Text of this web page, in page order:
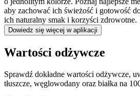
aby zachować ich świeżość i gotowość
ich naturalny smak i korzyści zdrowotne.
Dowiedz się więcej w aplikacji
Wartości odżywcze
Sprawdź dokładne wartości odżywcze,
tłuszcze, węglowodany oraz białka na